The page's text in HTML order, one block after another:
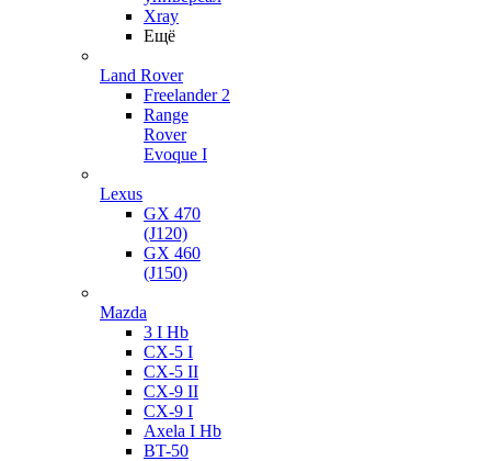
Xray
Ещё
Land Rover
Freelander 2
Range
Rover
Evoque I
Lexus
GX 470
(J120)
GX 460
(J150)
Mazda
3 I Hb
CX-5 I
CX-5 II
CX-9 II
CX-9 I
Axela I Hb
BT-50